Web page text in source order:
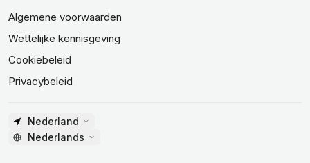
Algemene voorwaarden
Wettelijke kennisgeving
Cookiebeleid
Privacybeleid
Nederland
Nederlands